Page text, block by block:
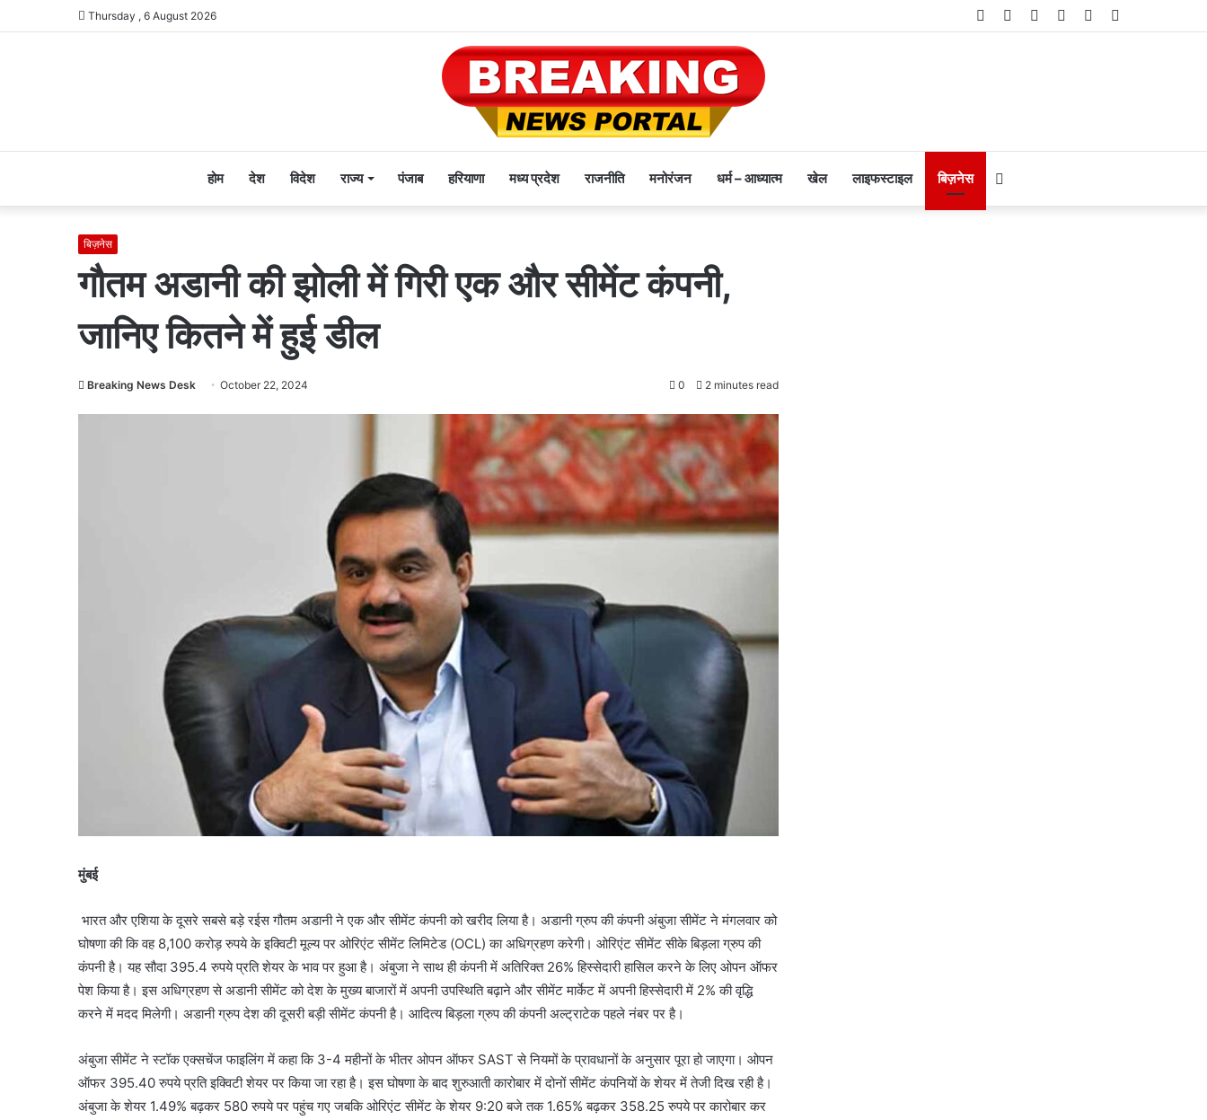
Thursday , 6 August 2026 Telegram
Instagram
YouTube
Twitter
Facebook
होम देश विदेश राज्य पंजाब हरियाणा मध्य प्रदेश राजनीति मनोरंजन धर्म – आध्यात्म खेल लाइफस्टाइल बिज़नेस
बिज़नेस
गौतम अडानी की झोली में गिरी एक और सीमेंट कंपनी,
जानिए कितने में हुई डील
Breaking News Desk October 22, 2024 0 2 minutes read
मुंबई
भारत और एशिया के दूसरे सबसे बड़े रईस गौतम अडानी ने एक और सीमेंट कंपनी को खरीद लिया है। अडानी ग्रुप की कंपनी अंबुजा सीमेंट ने मंगलवार को
घोषणा की कि वह 8,100 करोड़ रुपये के इक्विटी मूल्य पर ओरिएंट सीमेंट लिमिटेड (OCL) का अधिग्रहण करेगी। ओरिएंट सीमेंट सीके बिड़ला ग्रुप की
कंपनी है। यह सौदा 395.4 रुपये प्रति शेयर के भाव पर हुआ है। अंबुजा ने साथ ही कंपनी में अतिरिक्त 26% हिस्सेदारी हासिल करने के लिए ओपन ऑफर
पेश किया है। इस अधिग्रहण से अडानी सीमेंट को देश के मुख्य बाजारों में अपनी उपस्थिति बढ़ाने और सीमेंट मार्केट में अपनी हिस्सेदारी में 2% की वृद्धि
करने में मदद मिलेगी। अडानी ग्रुप देश की दूसरी बड़ी सीमेंट कंपनी है। आदित्य बिड़ला ग्रुप की कंपनी अल्ट्राटेक पहले नंबर पर है।
अंबुजा सीमेंट ने स्टॉक एक्सचेंज फाइलिंग में कहा कि 3-4 महीनों के भीतर ओपन ऑफर SAST से नियमों के प्रावधानों के अनुसार पूरा हो जाएगा। ओपन
ऑफर 395.40 रुपये प्रति इक्विटी शेयर पर किया जा रहा है। इस घोषणा के बाद शुरुआती कारोबार में दोनों सीमेंट कंपनियों के शेयर में तेजी दिख रही है।
अंबुजा के शेयर 1.49% बढ़कर 580 रुपये पर पहुंच गए जबकि ओरिएंट सीमेंट के शेयर 9:20 बजे तक 1.65% बढ़कर 358.25 रुपये पर कारोबार कर